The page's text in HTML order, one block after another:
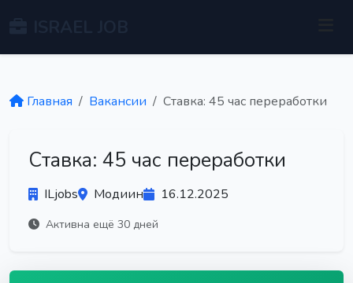
Главная Вакансии Ставка: 45 час переработки
Ставка: 45 час переработки
ILjobs Модиин 16.12.2025
Активна ещё 30 дней